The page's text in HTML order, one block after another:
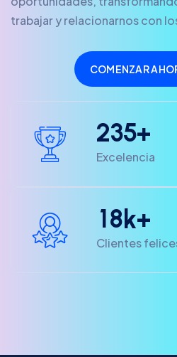
trabajar y relacionarnos con
COMENZAR
235+
Excelencia
18k+
Clientes